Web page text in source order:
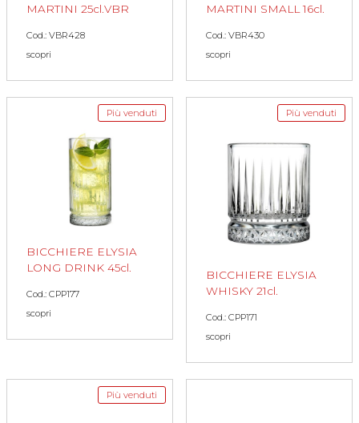
MARTINI 25cl.VBR
Cod.: VBR428
scopri
MARTINI SMALL 16cl.
Cod.: VBR430
scopri
Più venduti
BICCHIERE ELYSIA
LONG DRINK 45cl.
Cod.: CPP177
scopri
Più venduti
BICCHIERE ELYSIA
WHISKY 21cl.
Cod.: CPP171
scopri
Più venduti